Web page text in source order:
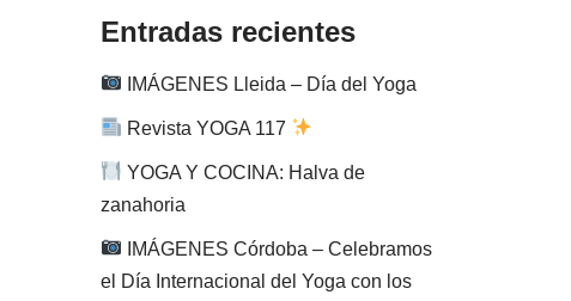
Entradas recientes
IMÁGENES Lleida – Día del Yoga
Revista YOGA 117
YOGA Y COCINA: Halva de
zanahoria
IMÁGENES Córdoba – Celebramos
el Día Internacional del Yoga con los